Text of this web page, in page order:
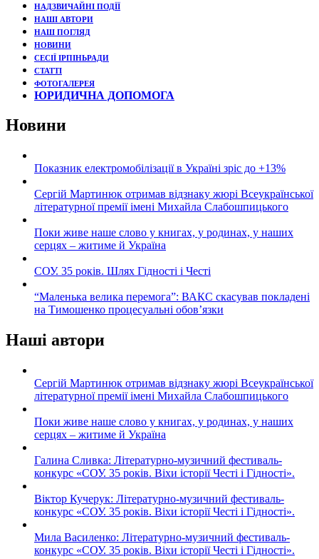
НАДЗВИЧАЙНІ ПОДЇЇ
НАШІ АВТОРИ
НАШ ПОГЛЯД
НОВИНИ
СЕСІЇ ІРПІНЬРАДИ
СТАТТІ
ФОТОГАЛЕРЕЯ
ЮРИДИЧНА ДОПОМОГА
Новини
Показник електромобілізації в Україні зріс до +13%
Сергій Мартинюк отримав відзнаку жюрі Всеукраїнської
літературної премії імені Михайла Слабошпицького
Поки живе наше слово у книгах, у родинах, у наших
серцях – житиме й Україна
СОУ. 35 років. Шлях Гідності і Честі
“Маленька велика перемога”: ВАКС скасував покладені
на Тимошенко процесуальні обов’язки
Наші автори
Сергій Мартинюк отримав відзнаку жюрі Всеукраїнської
літературної премії імені Михайла Слабошпицького
Поки живе наше слово у книгах, у родинах, у наших
серцях – житиме й Україна
Галина Сливка: Літературно-музичний фестиваль-
конкурс «СОУ. 35 років. Віхи історії Честі і Гідності».
Віктор Кучерук: Літературно-музичний фестиваль-
конкурс «СОУ. 35 років. Віхи історії Честі і Гідності».
Мила Василенко: Літературно-музичний фестиваль-
конкурс «СОУ. 35 років. Віхи історії Честі і Гідності».